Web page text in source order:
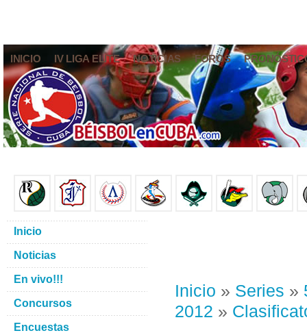
INICIO IV LIGA ELITE NOTICIAS FOROS
Inicio » Series »
2012 »
Inicio
Noticias
En vivo!!!
Concursos
Encuestas